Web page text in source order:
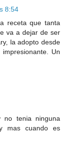
8:54
receta que tanta
va a dejar de ser
la adopto desde
Un
tenia ninguna
mas cuando es